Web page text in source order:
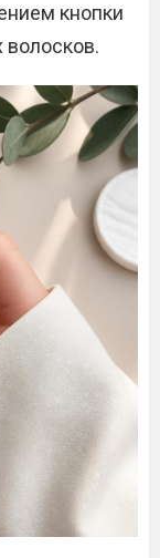
кнопки
волосков.